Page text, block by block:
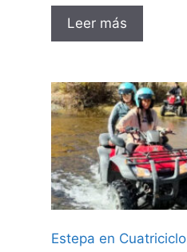
Leer más
Estepa en Cuatriciclo